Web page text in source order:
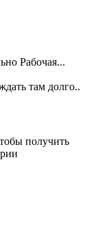
Рабочая...
там долго..
получить